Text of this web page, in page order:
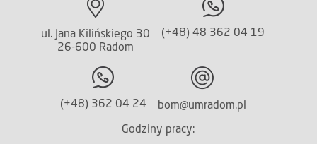
ul. Jana Kilińskiego 30
26-600 Radom
(+48) 48 362 04 19
(+48) 362 04 24 bom@umradom.pl
Godziny pracy: